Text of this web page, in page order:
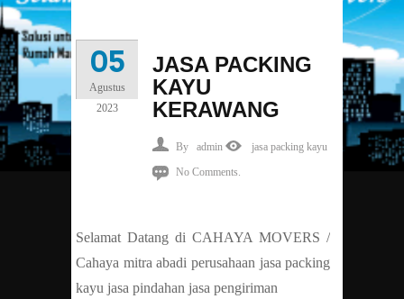
JASA PACKING
KAYU
KERAWANG
05
Agustus
2023
By admin
jasa packing kayu
No Comments.
Selamat Datang di CAHAYA MOVERS /
Cahaya mitra abadi perusahaan jasa packing
kayu jasa pindahan jasa pengiriman